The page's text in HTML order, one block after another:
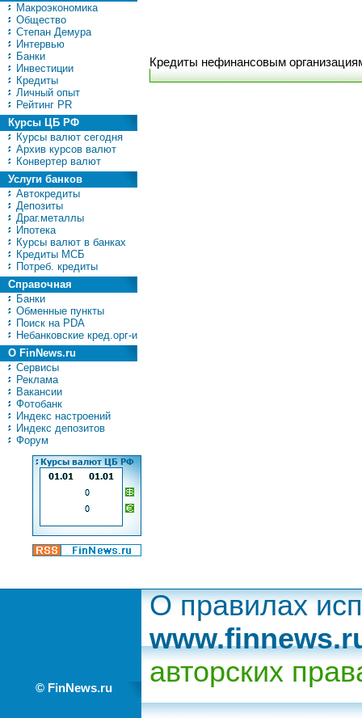
Макроэкономика
Общество
Степан Демура
Интервью
Банки
Инвестиции
Кредиты
Личный опыт
Рейтинг PR
Курсы ЦБ РФ
Курсы валют сегодня
Архив курсов валют
Конвертер валют
Услуги банков
Автокредиты
Депозиты
Драг.металлы
Ипотека
Курсы валют в банках
Кредиты МСБ
Потреб. кредиты
Справочная
Банки
Обменные пункты
Поиск на PDA
Небанковские кред.орг-и
О FinNews.ru
Сервисы
Реклама
Вакансии
Фотобанк
Индекс настроений
Индекс депозитов
Форум
Кредиты нефинансовым
© FinNews.ru
О правилах
авторских